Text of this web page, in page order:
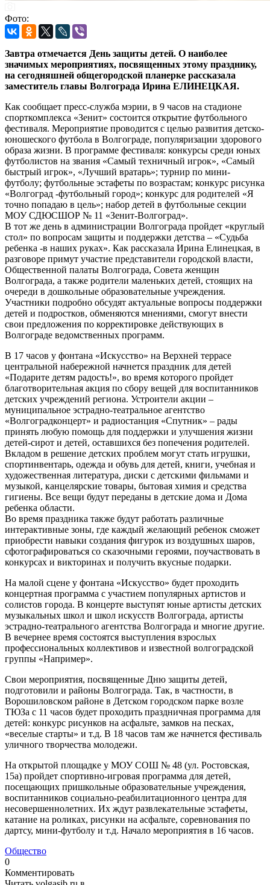
Фото:
Завтра отмечается День защиты детей. О наиболее
значимых мероприятиях, посвященных этому празднику,
на сегодняшней общегородской планерке рассказала
заместитель главы Волгограда Ирина ЕЛИНЕЦКАЯ.
Как сообщает пресс-служба мэрии, в 9 часов на стадионе
спорткомплекса «Зенит» состоится открытие футбольного
фестиваля. Мероприятие проводится с целью развития детско-
юношеского футбола в Волгограде, популяризации здорового
образа жизни. В программе фестиваля: конкурсы среди юных
футболистов на звания «Самый техничный игрок», «Самый
быстрый игрок», «Лучший вратарь»; турнир по мини-
футболу; футбольные эстафеты по возрастам; конкурс рисунка
«Волгоград -футбольный город»; конкурс для родителей «Я
точно попадаю в цель»; набор детей в футбольные секции
МОУ СДЮСШОР № 11 «Зенит-Волгоград».
В тот же день в администрации Волгограда пройдет «круглый
стол» по вопросам защиты и поддержки детства – «Судьба
ребенка -в наших руках». Как рассказала Ирина Елинецкая, в
разговоре примут участие представители городской власти,
Общественной палаты Волгограда, Совета женщин
Волгограда, а также родители маленьких детей, стоящих на
очереди в дошкольные образовательные учреждения.
Участники подробно обсудят актуальные вопросы поддержки
детей и подростков, обменяются мнениями, смогут внести
свои предложения по корректировке действующих в
Волгограде ведомственных программ.
В 17 часов у фонтана «Искусство» на Верхней террасе
центральной набережной начнется праздник для детей
«Подарите детям радость!», во время которого пройдет
благотворительная акция по сбору вещей для воспитанников
детских учреждений региона. Устроители акции –
муниципальное эстрадно-театральное агентство
«Волгоградконцерт» и радиостанция «Спутник» – рады
принять любую помощь для поддержки и улучшения жизни
детей-сирот и детей, оставшихся без попечения родителей.
Вкладом в решение детских проблем могут стать игрушки,
спортинвентарь, одежда и обувь для детей, книги, учебная и
художественная литература, диски с детскими фильмами и
музыкой, канцелярские товары, бытовая химия и средства
гигиены. Все вещи будут переданы в детские дома и Дома
ребенка области.
Во время праздника также будут работать различные
интерактивные зоны, где каждый желающий ребенок сможет
приобрести навыки создания фигурок из воздушных шаров,
сфотографироваться со сказочными героями, поучаствовать в
конкурсах и викторинах и получить вкусные подарки.
На малой сцене у фонтана «Искусство» будет проходить
концертная программа с участием популярных артистов и
солистов города. В концерте выступят юные артисты детских
музыкальных школ и школ искусств Волгограда, артисты
эстрадно-театрального агентства Волгограда и многие другие.
В вечернее время состоятся выступления взрослых
профессиональных коллективов и известной волгоградской
группы «Например».
Свои мероприятия, посвященные Дню защиты детей,
подготовили и районы Волгограда. Так, в частности, в
Ворошиловском районе в Детском городском парке возле
ТЮЗа с 11 часов будет проходить праздничная программа для
детей: конкурс рисунков на асфальте, замков на песках,
«веселые старты» и т.д. В 18 часов там же начнется фестиваль
уличного творчества молодежи.
На открытой площадке у МОУ СОШ № 48 (ул. Ростовская,
15а) пройдет спортивно-игровая программа для детей,
посещающих пришкольные образовательные учреждения,
воспитанников социально-реабилитационного центра для
несовершеннолетних. Их ждут развлекательные эстафеты,
катание на роликах, рисунки на асфальте, соревнования по
дартсу, мини-футболу и т.д. Начало мероприятия в 16 часов.
Общество
0
Комментировать